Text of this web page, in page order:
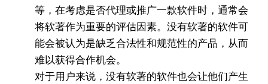
等，在考虑是否代理或推广一款软件时，通常会
将软著作为重要的评估因素。没有软著的软件可
能会被认为是缺乏合法性和规范性的产品，从而
难以获得合作机会。
对于用户来说，没有软著的软件也会让他们产生